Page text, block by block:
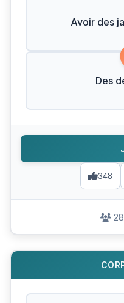
Avoir des
Des
348